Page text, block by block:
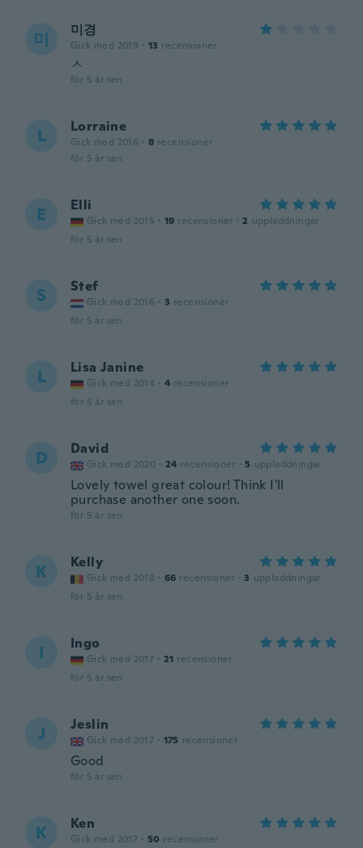
미 미경
Gick med 2019 · 13 recensioner
ㅅ
för 5 år sen
L Lorraine
Gick med 2016 · 8 recensioner
för 5 år sen
E Elli
Gick med 2015 · 19 recensioner · 2 uppladdningar
för 5 år sen
S Stef
Gick med 2016 · 3 recensioner
för 5 år sen
L Lisa Janine
Gick med 2014 · 4 recensioner
för 5 år sen
D David
Gick med 2020 · 24 recensioner · 5 uppladdningar
Lovely towel great colour! Think I'll
purchase another one soon.
för 5 år sen
K Kelly
Gick med 2018 · 66 recensioner · 3 uppladdningar
för 5 år sen
I Ingo
Gick med 2017 · 21 recensioner
för 5 år sen
J Jeslin
Gick med 2017 · 175 recensioner
Good
för 5 år sen
K Ken
Gick med 2017 · 50 recensioner